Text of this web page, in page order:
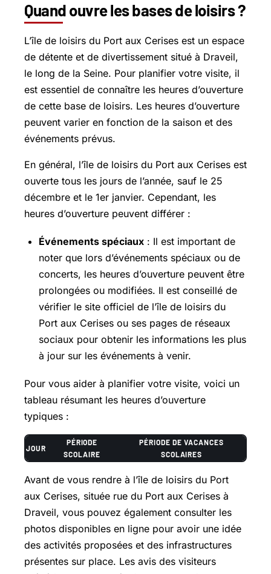
Quand ouvre les bases de loisirs ?
L’île de loisirs du Port aux Cerises est un espace
de détente et de divertissement situé à Draveil,
le long de la Seine. Pour planifier votre visite, il
est essentiel de connaître les heures d’ouverture
de cette base de loisirs. Les heures d’ouverture
peuvent varier en fonction de la saison et des
événements prévus.
En général, l’île de loisirs du Port aux Cerises est
ouverte tous les jours de l’année, sauf le 25
décembre et le 1er janvier. Cependant, les
heures d’ouverture peuvent différer :
Événements spéciaux : Il est important de
noter que lors d’événements spéciaux ou de
concerts, les heures d’ouverture peuvent être
prolongées ou modifiées. Il est conseillé de
vérifier le site officiel de l’île de loisirs du
Port aux Cerises ou ses pages de réseaux
sociaux pour obtenir les informations les plus
à jour sur les événements à venir.
Pour vous aider à planifier votre visite, voici un
tableau résumant les heures d’ouverture
typiques :
JOUR
PÉRIODE
SCOLAIRE
PÉRIODE DE VACANCES
SCOLAIRES
Avant de vous rendre à l’île de loisirs du Port
aux Cerises, située rue du Port aux Cerises à
Draveil, vous pouvez également consulter les
photos disponibles en ligne pour avoir une idée
des activités proposées et des infrastructures
présentes sur place. Les avis des visiteurs